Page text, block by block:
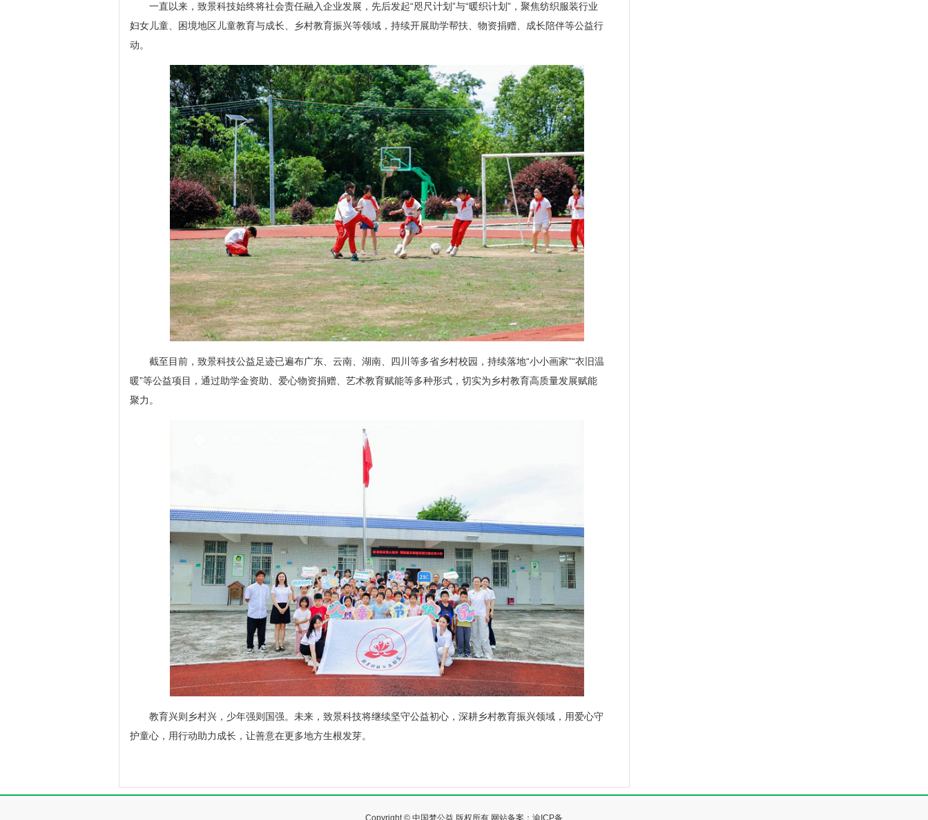
一直以来，致景科技始终将社会责任融入企业发展，先后发起“咫尺计划”与“暖织计划”，聚焦纺织服装行业
妇女儿童、困境地区儿童教育与成长、乡村教育振兴等领域，持续开展助学帮扶、物资捐赠、成长陪伴等公益行
动。
截至目前，致景科技公益足迹已遍布广东、云南、湖南、四川等多省乡村校园，持续落地“小小画家”“衣旧温
暖”等公益项目，通过助学金资助、爱心物资捐赠、艺术教育赋能等多种形式，切实为乡村教育高质量发展赋能
聚力。
教育兴则乡村兴，少年强则国强。未来，致景科技将继续坚守公益初心，深耕乡村教育振兴领域，用爱心守
护童心，用行动助力成长，让善意在更多地方生根发芽。
Copyright © 中国梦公益 版权所有 网站备案： 渝ICP备